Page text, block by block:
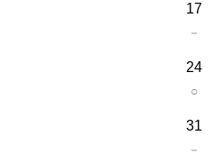
17
－
24
○
31
－